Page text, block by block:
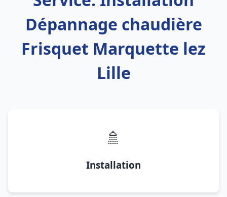
Dépannage chaudière
Frisquet Marquette lez
Lille
🚿
Installation